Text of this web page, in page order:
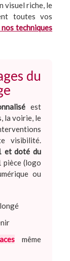
visuel riche, le
toutes vos
techniques
du
est
la voirie, le
visibilité.
et doté du
pièce (logo
ou
même